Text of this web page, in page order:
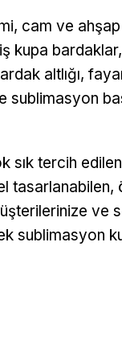
cam ve
kupa
altlığı,
sublimasyon
sık tercih
ve
sublimasyon